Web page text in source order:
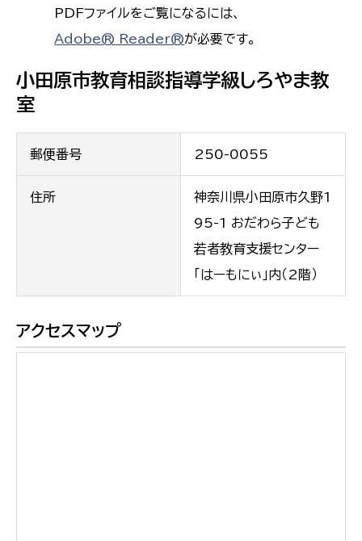
PDFファイルをご覧になるには、
Adobe® Reader®が必要です。
小田原市教育相談指導学級しろやま教
室
郵便番号 250-0055
住所
神奈川県小田原市久野1
95-1 おだわら子ども
若者教育支援センター
「はーもにぃ」内（2階）
アクセスマップ